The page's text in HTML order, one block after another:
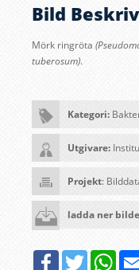
Bild
Mörk ringröta
tuberosum).
Kategori:
Utgivare:
Projekt:
ladda ner
FacebookTwitter